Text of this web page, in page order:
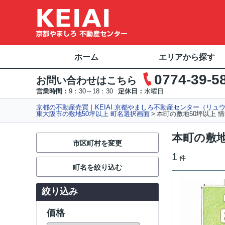
ホーム エリアから探す
お問い合わせはこちら 0774-39-
営業時間： 9：30～18：30 定休日： 水曜日
京都の不動産売買｜KEIAI 京都やましろ不動産センター（リュ
東大阪市の敷地50坪以上 町名選択画面
本町の敷地50坪以上
本町の敷
1 件
市区町村を変更
町名を絞り込む
絞り込み
価格